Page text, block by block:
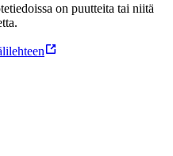
on puutteita tai niitä